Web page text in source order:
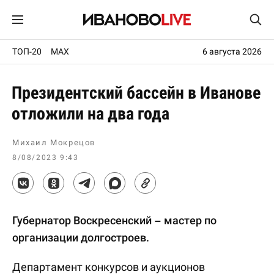
ТОП-20 MAX 6 августа 2026
Президентский бассейн в Иванове
отложили на два года
Михаил Мокрецов
8/08/2023 9:43
Губернатор Воскресенский – мастер по
организации долгостроев.
Департамент конкурсов и аукционов